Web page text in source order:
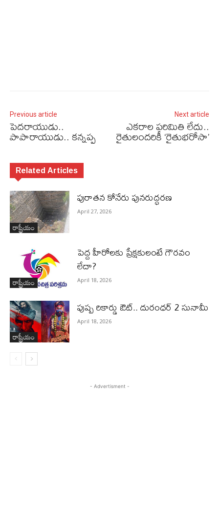
Previous article
పెదరాయుడు..
పాపారాయుడు.. కన్నప్ప
Next article
ఎకరాల పరిమితి లేదు..
రైతులందరికీ ‘రైతుభరోసా’
Related Articles
రాష్ట్రీయం
పురాత‌న కోనేరు పున‌రుద్ధ‌ర‌ణ
April 27, 2026
రాష్ట్రీయం
పెద్ద హీరోల‌కు ప్రేక్ష‌కులంటే గౌర‌వం
లేదా?
April 18, 2026
రాష్ట్రీయం
పుష్ప రికార్డు ఔట్‌.. దురంధ‌ర్ 2 సునామీ
April 18, 2026
- Advertisment -